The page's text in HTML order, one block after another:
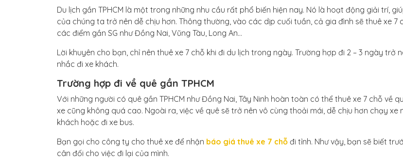
Du lịch gần TPHCM là một trong những nhu cầu rất phổ biến hiện nay. Nó là hoạt động giải trí,
của chúng ta trở nên dễ chịu hơn. Thông thường, vào các dịp cuối tuần, cả gia đình sẽ thuê xe 7
các điểm gần SG như Đồng Nai, Vũng Tàu, Long An…
Lời khuyên cho bạn, chỉ nên thuê xe 7 chỗ khi đi du lịch trong ngày. Trường hợp đi 2 – 3 ngày trở
nhắc đi xe khách.
Trường hợp đi về quê gần TPHCM
Với những người có quê gần TPHCM như Đồng Nai, Tây Ninh hoàn toàn có thể thuê xe 7 chỗ về
xe cũng không quá cao. Ngoài ra, việc về quê sẽ trở nên vô cùng thoải mái, dễ chịu hơn chạy xe
khách hoặc đi xe bus.
Bạn gọi cho công ty cho thuê xe để nhận báo giá thuê xe 7 chỗ đi tỉnh. Như vậy, bạn sẽ biết
cân đối cho việc đi lại của mình.